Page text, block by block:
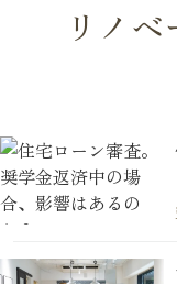
リノ